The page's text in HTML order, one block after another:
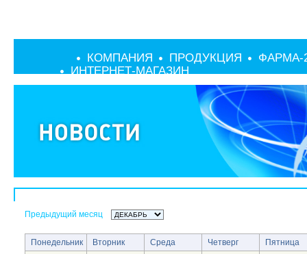
КОМПАНИЯ ПРОДУКЦИЯ
ФАРМА-
ИНТЕРНЕТ-МАГАЗИН
Предыдущий месяц
Понедельник Вторник Среда Четверг
Пятница